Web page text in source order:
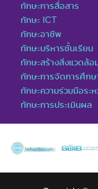
ทักษะการสื่อสาร
ทักษะ ICT
ทักษะอาชีพ
ทักษะบริหารชั้นเรียน
ทักษะสร้างสิ่งแวดล้อ
ทักษะการจัดการศึกษ
ทักษะความร่วมมือระ
ทักษะการประเมินผล